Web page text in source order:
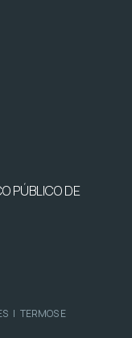
PÚBLICO DE
| TERMOS E